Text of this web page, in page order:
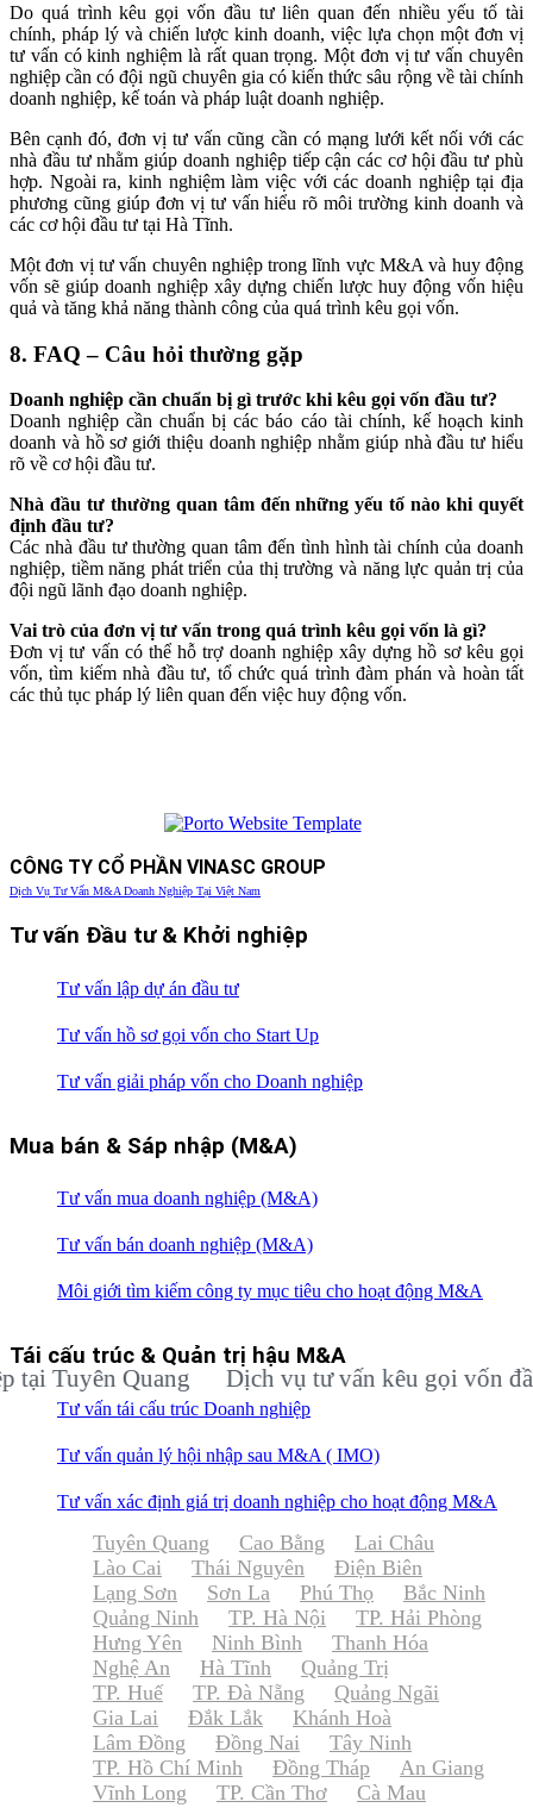
Do quá trình kêu gọi vốn đầu tư liên quan đến nhiều yếu tố tài
chính, pháp lý và chiến lược kinh doanh, việc lựa chọn một đơn vị
tư vấn có kinh nghiệm là rất quan trọng. Một đơn vị tư vấn chuyên
nghiệp cần có đội ngũ chuyên gia có kiến thức sâu rộng về tài chính
doanh nghiệp, kế toán và pháp luật doanh nghiệp.
Bên cạnh đó, đơn vị tư vấn cũng cần có mạng lưới kết nối với các
nhà đầu tư nhằm giúp doanh nghiệp tiếp cận các cơ hội đầu tư phù
hợp. Ngoài ra, kinh nghiệm làm việc với các doanh nghiệp tại địa
phương cũng giúp đơn vị tư vấn hiểu rõ môi trường kinh doanh và
các cơ hội đầu tư tại Hà Tĩnh.
Một đơn vị tư vấn chuyên nghiệp trong lĩnh vực M&A và huy động
vốn sẽ giúp doanh nghiệp xây dựng chiến lược huy động vốn hiệu
quả và tăng khả năng thành công của quá trình kêu gọi vốn.
8. FAQ – Câu hỏi thường gặp
Doanh nghiệp cần chuẩn bị gì trước khi kêu gọi vốn đầu tư?
Doanh nghiệp cần chuẩn bị các báo cáo tài chính, kế hoạch kinh
doanh và hồ sơ giới thiệu doanh nghiệp nhằm giúp nhà đầu tư hiểu
rõ về cơ hội đầu tư.
Nhà đầu tư thường quan tâm đến những yếu tố nào khi quyết
định đầu tư?
Các nhà đầu tư thường quan tâm đến tình hình tài chính của doanh
nghiệp, tiềm năng phát triển của thị trường và năng lực quản trị của
đội ngũ lãnh đạo doanh nghiệp.
Vai trò của đơn vị tư vấn trong quá trình kêu gọi vốn là gì?
Đơn vị tư vấn có thể hỗ trợ doanh nghiệp xây dựng hồ sơ kêu gọi
vốn, tìm kiếm nhà đầu tư, tổ chức quá trình đàm phán và hoàn tất
các thủ tục pháp lý liên quan đến việc huy động vốn.
CÔNG TY CỔ PHẦN VINASC GROUP
Dịch Vụ Tư Vấn M&A Doanh Nghiệp Tại Việt Nam
Tư vấn Đầu tư & Khởi nghiệp
Tư vấn lập dự án đầu tư
Tư vấn hồ sơ gọi vốn cho Start Up
Tư vấn giải pháp vốn cho Doanh nghiệp
Mua bán & Sáp nhập (M&A)
Tư vấn mua doanh nghiệp (M&A)
Tư vấn bán doanh nghiệp (M&A)
Môi giới tìm kiếm công ty mục tiêu cho hoạt động M&A
Tái cấu trúc & Quản trị hậu M&A
Tư vấn tái cấu trúc Doanh nghiệp
Tư vấn quản lý hội nhập sau M&A ( IMO)
Tư vấn xác định giá trị doanh nghiệp cho hoạt động M&A
Quang Dịch vụ tư vấn kêu gọi vốn đầu tư
Tuyên Quang Cao Bằng
Lai Châu
Lào Cai
Thái Nguyên
Điện Biên
Lạng Sơn
Sơn La Phú Thọ
Bắc Ninh
Quảng Ninh
TP. Hà Nội
TP. Hải Phòng
Hưng Yên
Ninh Bình
Thanh Hóa
Nghệ An
Hà Tĩnh
Quảng Trị
TP. Huế
TP. Đà Nẵng
Quảng Ngãi
Gia Lai
Đắk Lắk
Khánh Hoà
Lâm Đồng
Đồng Nai
Tây Ninh
TP. Hồ Chí Minh
Đồng Tháp
An Giang
Vĩnh Long
TP. Cần Thơ Cà Mau